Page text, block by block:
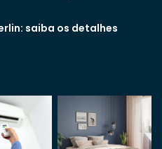
saiba os detalhes